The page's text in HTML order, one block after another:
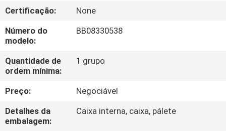
VISITA
À
FÁBRICA
CONTROLE
DE
QUALIDADE
Certificação:
None
Número do
modelo:
BB08330538
Quantidade de
ordem mínima:
1 grupo
Preço:
Negociável
Detalhes da
embalagem:
Caixa interna, caixa, pálete